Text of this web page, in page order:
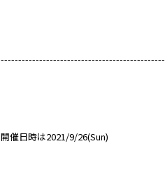
-----------------------------------------------
開催日時は2021/9/26(Sun)